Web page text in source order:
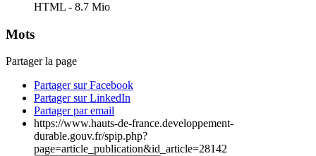
HTML - 8.7 Mio
Mots
Partager la page
Partager sur Facebook
Partager sur LinkedIn
Partager par email
https://www.hauts-de-france.developpement-
durable.gouv.fr/spip.php?
page=article_publication&id_article=28142